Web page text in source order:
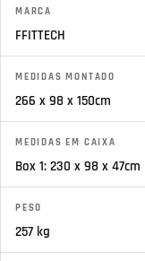
MARCA
FFITTECH
MEDIDAS MONTADO
266 x 98 x 150cm
MEDIDAS EM CAIXA
Box 1: 230 x 98 x
PESO
257 kg